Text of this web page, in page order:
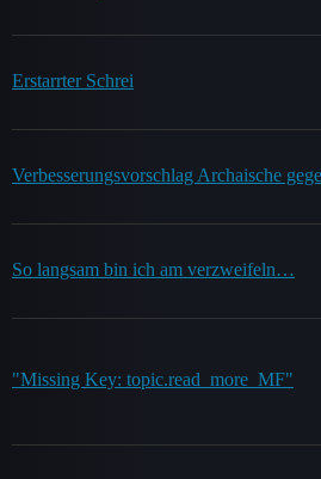
Erstarrter Schrei
Verbesserungsvorschlag Archaische
So langsam bin ich am verzweifeln…
"Missing Key: topic.read_more_MF"